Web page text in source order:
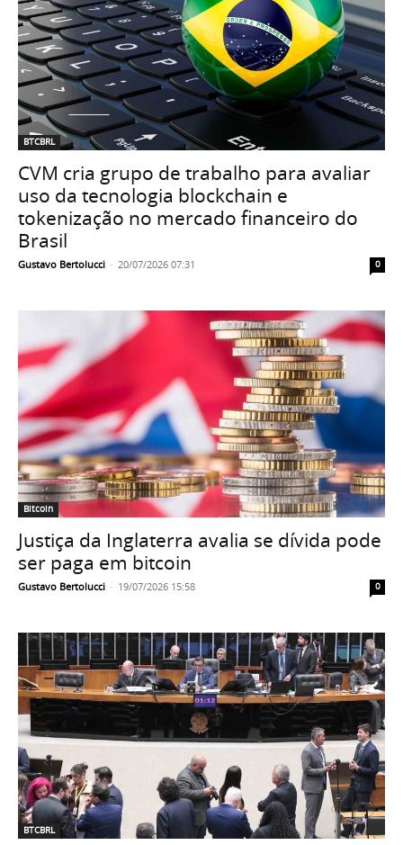
BTCBRL
CVM cria grupo de trabalho para avaliar
uso da tecnologia blockchain e
tokenização no mercado financeiro do
Brasil
Gustavo Bertolucci - 20/07/2026 07:31 0
Bitcoin
Justiça da Inglaterra avalia se dívida pode
ser paga em bitcoin
Gustavo Bertolucci - 19/07/2026 15:58 0
BTCBRL